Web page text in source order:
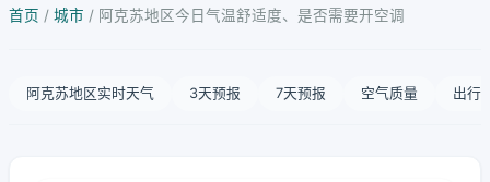
首页 / 城市 / 阿克苏地区今日气温舒适度、是否需要开空调
阿克苏地区实时天气 3天预报 7天预报 空气质量 出行